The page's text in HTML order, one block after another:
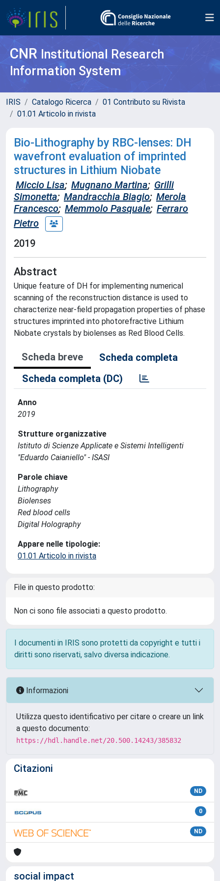
CNR Institutional Research
Information System
IRIS Catalogo Ricerca
01 Contributo su Rivista
01.01 Articolo in rivista
Bio-Lithography by RBC-lenses: DH
wavefront evaluation of imprinted
structures in Lithium Niobate
Miccio Lisa; Mugnano Martina; Grilli
Simonetta; Mandracchia Biagio; Merola
Francesco; Memmolo Pasquale; Ferraro
Pietro
2019
Abstract
Unique feature of DH for implementing numerical
scanning of the reconstruction distance is used to
characterize near-field propagation properties of phase
structures imprinted into photorefractive Lithium
Niobate crystals by biolenses as Red Blood Cells.
Scheda breve
Scheda completa
Scheda completa (DC)
Anno
2019
Strutture organizzative
Istituto di Scienze Applicate e Sistemi Intelligenti
"Eduardo Caianiello" - ISASI
Parole chiave
Lithography
Biolenses
Red blood cells
Digital Holography
Appare nelle tipologie:
01.01 Articolo in rivista
File in questo prodotto:
Non ci sono file associati a questo prodotto.
I documenti in IRIS sono protetti da copyright e tutti i
diritti sono riservati, salvo diversa indicazione.
Informazioni
Utilizza questo identificativo per citare o creare un link
a questo documento:
https://hdl.handle.net/20.500.14243/385832
Citazioni
ND
0
ND
social impact